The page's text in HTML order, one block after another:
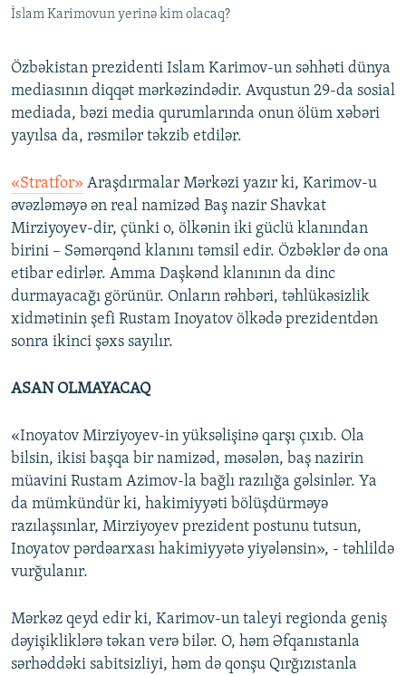
İZ - MƏDƏNIYYƏT PROQRAMI
MATERIALLARIMIZDAN ISTIFADƏ
BIZIMLƏ ƏLAQƏ
XƏBƏR BÜLLETENLƏRIMIZ
İslam Karimovun yerinə kim olacaq?
Özbəkistan prezidenti Islam Karimov-un səhhəti dünya
mediasının diqqət mərkəzindədir. Avqustun 29-da sosial
mediada, bəzi media qurumlarında onun ölüm xəbəri
yayılsa da, rəsmilər təkzib etdilər.
«Stratfor» Araşdırmalar Mərkəzi yazır ki, Karimov-u
əvəzləməyə ən real namizəd Baş nazir Shavkat
Mirziyoyev-dir, çünki o, ölkənin iki güclü klanından
birini – Səmərqənd klanını təmsil edir. Özbəklər də ona
etibar edirlər. Amma Daşkənd klanının da dinc
durmayacağı görünür. Onların rəhbəri, təhlükəsizlik
xidmətinin şefi Rustam Inoyatov ölkədə prezidentdən
sonra ikinci şəxs sayılır.
ASAN OLMAYACAQ
«Inoyatov Mirziyoyev-in yüksəlişinə qarşı çıxıb. Ola
bilsin, ikisi başqa bir namizəd, məsələn, baş nazirin
müavini Rustam Azimov-la bağlı razılığa gəlsinlər. Ya
da mümkündür ki, hakimiyyəti bölüşdürməyə
razılaşsınlar, Mirziyoyev prezident postunu tutsun,
Inoyatov pərdəarxası hakimiyyətə yiyələnsin», - təhlildə
vurğulanır.
Mərkəz qeyd edir ki, Karimov-un taleyi regionda geniş
dəyişikliklərə təkan verə bilər. O, həm Əfqanıstanla
sərhəddəki sabitsizliyi, həm də qonşu Qırğızıstanla